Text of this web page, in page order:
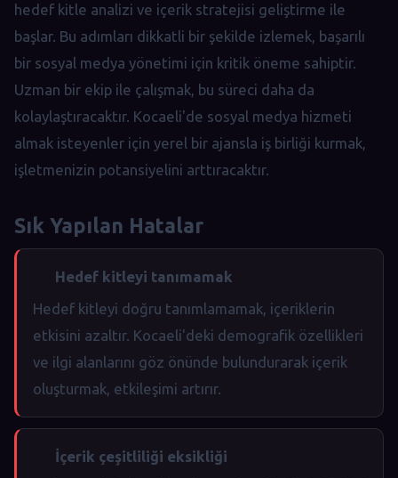
hedef kitle analizi ve içerik stratejisi geliştirme ile
başlar. Bu adımları dikkatli bir şekilde izlemek, başarılı
bir sosyal medya yönetimi için kritik öneme sahiptir.
Uzman bir ekip ile çalışmak, bu süreci daha da
kolaylaştıracaktır. Kocaeli'de sosyal medya hizmeti
almak isteyenler için yerel bir ajansla iş birliği kurmak,
işletmenizin potansiyelini arttıracaktır.
Sık Yapılan Hatalar
Hedef kitleyi tanımamak
Hedef kitleyi doğru tanımlamamak, içeriklerin
etkisini azaltır. Kocaeli'deki demografik özellikleri
ve ilgi alanlarını göz önünde bulundurarak içerik
oluşturmak, etkileşimi artırır.
İçerik çeşitliliği eksikliği